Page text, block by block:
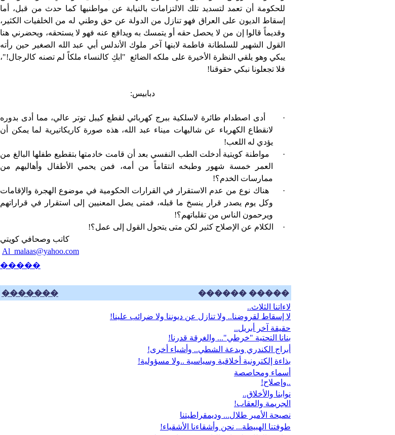
للحكومة أن تعمد لتسديد تلك الالتزامات بالنيابة عن مواطنيها كما حدث من قبل، أما
إسقاط الديون على العراق فهو تنازل من الدولة عن حق وطني له من الخلفيات الكثير،
وقديماً قالوا إن من لا يحصل حقه أو يتمسك به ويدافع عنه فهو لا يستحقه، ويحضرني هنا
القول الشهير للسلطانة فاطمة لابنها آخر ملوك الأندلس أبي عبد الله الصغير حين رأته
يبكي وهو يلقي النظرة الأخيرة على ملكه الضائع
"ابكِ كالنساء ملكاً لم تصنه كالرجال!"،
فلا تجعلونا نبكي حقوقنا!
دبابيس:
·
أدى اصطدام طائرة لاسلكية ببرج كهربائي لقطع كيبل توتر عالي، مما أدى بدوره
لانقطاع الكهرباء عن شاليهات ميناء عبد الله، هذه صورة كاريكاتيرية لما يمكن أن
يؤدي له اللعب!
·
مواطنة كويتية أدخلت الطب النفسي بعد أن قامت خادمتها بتقطيع طفلها البالغ من
العمر خمسة شهور وطبخه انتقاماً من أمه، فمن يحمي الأطفال وأهاليهم من
ممارسات الخدم؟!
·
هناك نوع من عدم الاستقرار في القرارات الحكومية في موضوع الهجرة والإقامات
وكل يوم يصدر قرار ينسخ ما قبله، فمتى يصل المعنيين إلى استقرار في قراراتهم
ويرحمون الناس من تقلباتهم؟!
·
الكلام عن الإصلاح كثير لكن متى يتحول القول إلى عمل؟!
كاتب وصحافي كويتي
Al_malaas@yahoo.com
�����
�������
������ �����
لاءاتنا الثلاث..
لا إسقاط لقروضنا.. ولا تنازل عن ديوننا ولا ضرائب علينا!
حقيقة آخر أبريل..
بنانا التحتية "خرطي"... والغرقة قدرنا!
أبراج الكندري وبدعة الشطي.. وأشياء أخرى!
بذاءة إلكترونية أخلاقية وسياسية ..ولا مسؤولية!
أسماء ومحاصصة
..وإصلاح!
نوابنا والأخلاق..
الجريمة والعقاب!
نصيحة الأمير طلال... وديمقراطيتنا
طوفتنا الهبيطة... نحن وأشقاءنا الأشقياء!